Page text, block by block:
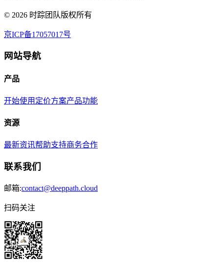
© 2026 时踪团队版权所有
京ICP备17057017号
网站导航
产品
开始使用 定价方案产品功能
资源
最新资讯帮助支持商务合作
联系我们
邮箱:contact@deeppath.cloud
扫码关注